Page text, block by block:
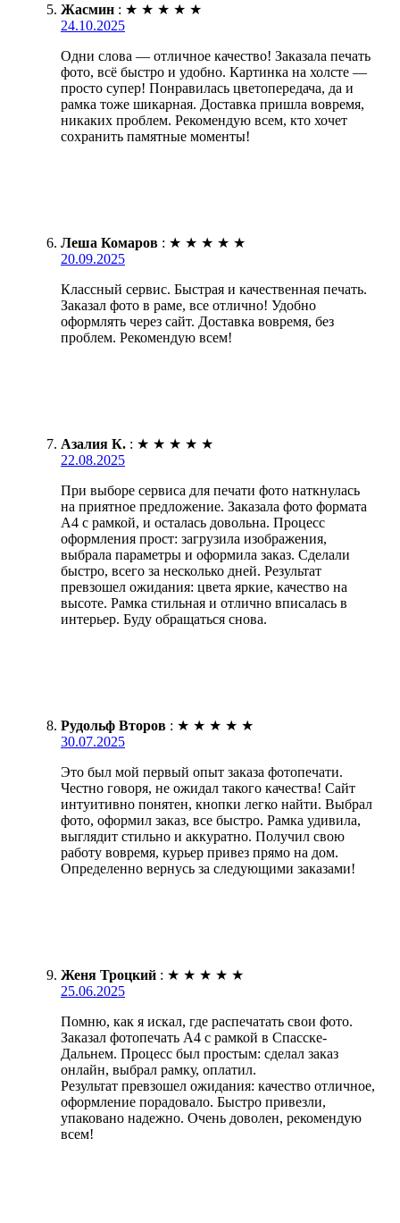
Жасмин : ★ ★ ★ ★ ★
24.10.2025
Одни слова — отличное качество! Заказала печать
фото, всё быстро и удобно. Картинка на холсте —
просто супер! Понравилась цветопередача, да и
рамка тоже шикарная. Доставка пришла вовремя,
никаких проблем. Рекомендую всем, кто хочет
сохранить памятные моменты!
Леша Комаров : ★ ★ ★ ★ ★
20.09.2025
Классный сервис. Быстрая и качественная печать.
Заказал фото в раме, все отлично! Удобно
оформлять через сайт. Доставка вовремя, без
проблем. Рекомендую всем!
Азалия К. : ★ ★ ★ ★ ★
22.08.2025
При выборе сервиса для печати фото наткнулась
на приятное предложение. Заказала фото формата
А4 с рамкой, и осталась довольна. Процесс
оформления прост: загрузила изображения,
выбрала параметры и оформила заказ. Сделали
быстро, всего за несколько дней. Результат
превзошел ожидания: цвета яркие, качество на
высоте. Рамка стильная и отлично вписалась в
интерьер. Буду обращаться снова.
Рудольф Второв : ★ ★ ★ ★ ★
30.07.2025
Это был мой первый опыт заказа фотопечати.
Честно говоря, не ожидал такого качества! Сайт
интуитивно понятен, кнопки легко найти. Выбрал
фото, оформил заказ, все быстро. Рамка удивила,
выглядит стильно и аккуратно. Получил свою
работу вовремя, курьер привез прямо на дом.
Определенно вернусь за следующими заказами!
Женя Троцкий : ★ ★ ★ ★ ★
25.06.2025
Помню, как я искал, где распечатать свои фото.
Заказал фотопечать А4 с рамкой в Спасске-
Дальнем. Процесс был простым: сделал заказ
онлайн, выбрал рамку, оплатил.
Результат превзошел ожидания: качество отличное,
оформление порадовало. Быстро привезли,
упаковано надежно. Очень доволен, рекомендую
всем!